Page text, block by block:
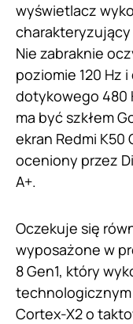
wyświetlacz
charakteryzujący
Nie zabraknie
poziomie 120 Hz
dotykowego 480
ma być szkłem
ekran Redmi K50
oceniony przez
A+.
Oczekuje się
wyposażone w
8 Gen1, który
technologicznym
Cortex-X2 o